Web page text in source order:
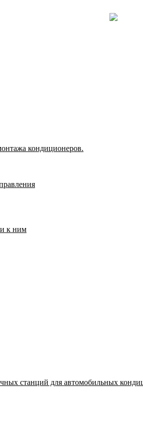
кондиционеров.
к ним
станций для автомобильных